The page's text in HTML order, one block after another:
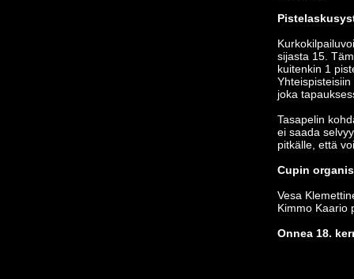
sijasta 15.
kuitenkin 1
joka
Tasapelin
ei saada
pitkälle, että
Cupin
Vesa
Kimmo Kaario
Onnea 18.